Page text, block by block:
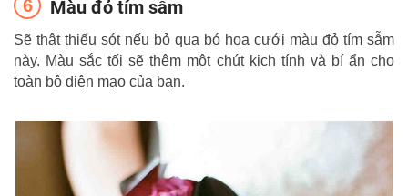
Màu đỏ tím sẫm
Sẽ thật thiếu sót nếu bỏ qua bó hoa cưới màu đỏ tím sẫm
này. Màu sắc tối sẽ thêm một chút kịch tính và bí ẩn cho
toàn bộ diện mạo của bạn.